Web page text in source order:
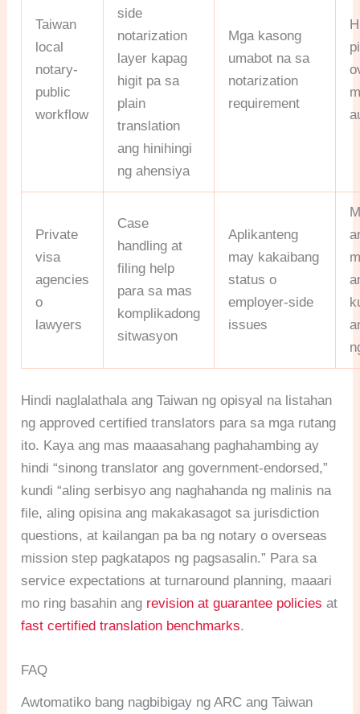
Taiwan
local
notary-
public
workflow
side
notarization
layer kapag
higit pa sa
plain
translation
ang hinihingi
ng ahensiya
Mga kasong
umabot na sa
notarization
requirement
Private
visa
agencies
o
lawyers
Case
handling at
filing help
para sa mas
komplikadong
sitwasyon
Aplikanteng
may kakaibang
status o
employer-side
issues
Hindi naglalathala ang Taiwan ng opisyal na listahan
ng approved certified translators para sa mga rutang
ito. Kaya ang mas maaasahang paghahambing ay
hindi “sinong translator ang government-endorsed,”
kundi “aling serbisyo ang naghahanda ng malinis na
file, aling opisina ang makakasagot sa jurisdiction
questions, at kailangan pa ba ng notary o overseas
mission step pagkatapos ng pagsasalin.” Para sa
service expectations at turnaround planning, maaari
mo ring basahin ang revision at guarantee policies at
fast certified translation benchmarks.
FAQ
Awtomatiko bang nagbibigay ng ARC ang Taiwan